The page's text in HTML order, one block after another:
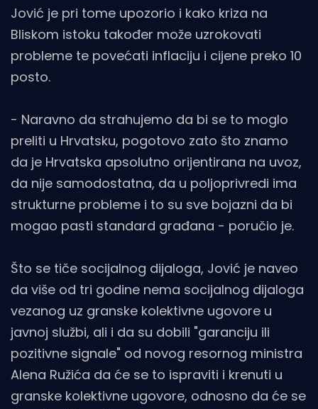
Jović je pri tome upozorio i kako kriza na
Bliskom istoku također može uzrokovati
probleme te povećati inflaciju i cijene preko 10
posto.
- Naravno da strahujemo da bi se to moglo
preliti u Hrvatsku, pogotovo zato što znamo
da je Hrvatska apsolutno orijentirana na uvoz,
da nije samodostatna, da u poljoprivredi ima
strukturne probleme i to su sve bojazni da bi
mogao pasti standard građana - poručio je.
Što se tiče socijalnog dijaloga, Jović je naveo
da više od tri godine nema socijalnog dijaloga
vezanog uz granske kolektivne ugovore u
javnoj službi, ali i da su dobili "garanciju ili
pozitivne signale" od novog resornog ministra
Alena Ružića da će se to ispraviti i krenuti u
granske kolektivne ugovore, odnosno da će se